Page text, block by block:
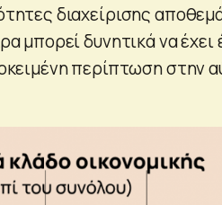
διαχείρισης
μπορεί δυνητικά να έχει
περίπτωση στην